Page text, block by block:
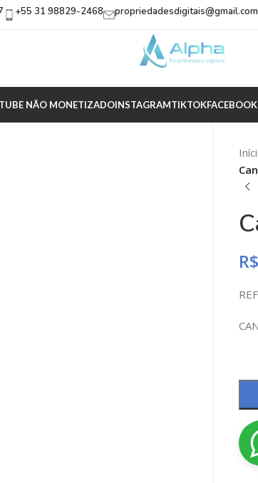
+55 31 98829-2468 propriedadesdigitais@gmail.com
NÃO MONETIZADOINSTAGRAMTIKTOKFACEBOOK
R$